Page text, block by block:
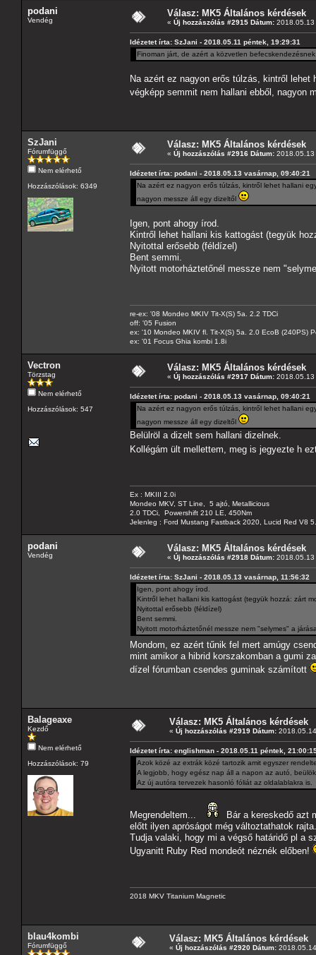
podani
Vendég
Válasz: MK5 Általános kérdések
« Új hozzászólás #2915 Dátum:
Idézetet írta: SzJani - 2018.05.11 péntek, 19:29:31
Finoman járt, de azért a közvetlen
Na azért ez nagyon erős túlzás, kintről
végképp semmit nem hallani ebből, nagyon
SzJani
Fórumfüggő
Nem elérhető
Hozzászólások: 6349
Válasz: MK5 Általános kérdések
« Új hozzászólás #2916 Dátum: 2018.05.13
Idézetet írta: podani - 2018.05.13 vasárnap, 09:40:21
Na azért ez nagyon erős túlzás, kintről lehet hallani
nagyon messze áll egy dizeltől
Igen, pont ahogy írod.
Kintről lehet hallani kis kattogást (tegyük
Nyitottal erősebb (féldízel)
Bent semmi.
Nyitott motorháztetőnél messze nem
re-ex: '08 Mondeo MKIV Tit-X(S) 5a. 2.2 TDCi
off: '05 Fusion
ex: '10 Mondeo MKIV fl. Tit-X(S) 5a. 2.0 EcoB (240PS)
ex: '01 Focus Ghia kombi 1.8i
Vectron
Törzstag
Nem elérhető
Hozzászólások: 547
Válasz: MK5 Általános kérdések
« Új hozzászólás #2917 Dátum:
Idézetet írta: podani - 2018.05.13 vasárnap, 09:40:21
Na azért ez nagyon erős túlzás, kintről lehet hallani
nagyon messze áll egy dizeltől
Belülröl a dizelt sem hallani dizelnek.
Kollégám ült mellettem, meg is jegyezte h
Ex : MKIII 2.0i
Mondeo MKV, ST Line, 5 ajtó, Metallicious
2.0 TDCi, Powershift 210 LE, 450Nm
Jelenleg : Ford Mustang Fastback 2020, Lucid Red V8
podani
Vendég
Válasz: MK5 Általános kérdések
« Új hozzászólás #2918 Dátum:
Idézetet írta: SzJani - 2018.05.13 vasárnap, 11:56:32
Igen, pont ahogy írod.
Kintről lehet hallani kis kattogást (tegyük hozzá: zárt
Nyitottal erősebb (féldízel)
Bent semmi.
Nyitott motorháztetőnél messze nem "selymes" a
Mondom, ez azért tűnik fel mert amúgy
mint amikor a hibrid korszakomban a gumi
dízel fórumban csendes guminak számított
Balageaxe
Kezdő
Nem elérhető
Hozzászólások: 79
Válasz: MK5 Általános kérdések
« Új hozzászólás #2919 Dátum:
Idézetet írta: englishman - 2018.05.11 péntek,
Azok közé az extrák közé tartozik amit egyszer
A legjobb, hogy egész nap áll a napon az autó,
Az új autóra tervezek hasonló fóliát az oldalablakra is.
Megrendeltem...
Bár a kereskedő azt
előtt ilyen apróságot még változtathatok rajta.
Tudja valaki, hogy mi a végső határidő pl a
Ugyanitt Ruby Red mondeót néznék előben!
2018 MKV Titanium Magnetic
blau4kombi
Fórumfüggő
Válasz: MK5 Általános kérdések
« Új hozzászólás #2920 Dátum: